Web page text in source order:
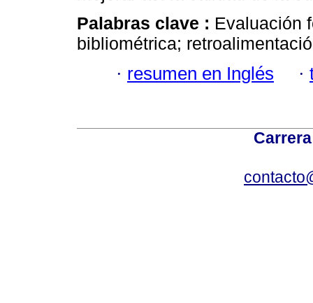
Palabras clave : Evaluación
bibliométrica;
· resumen en Inglés ·